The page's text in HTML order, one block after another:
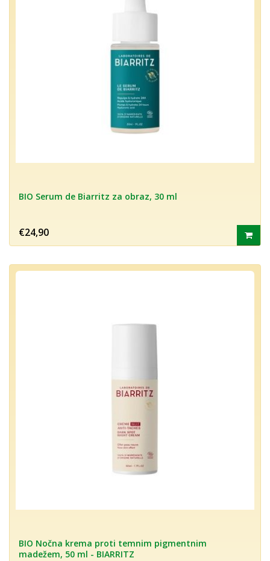
BIO Serum de Biarritz za obraz, 30 ml
€24,90
BIO Nočna krema proti temnim pigmentnim
madežem, 50 ml - BIARRITZ